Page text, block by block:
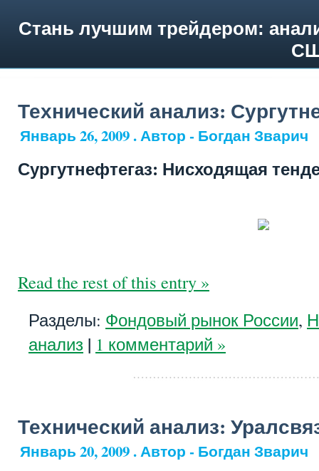
Стань лучшим трейдером:
Технический анализ:
Январь 26, 2009 . Автор - Богдан Зварич
Сургутнефтегаз: Нисходящая
Read the rest of this entry »
Разделы: Фондовый рынок России,
анализ | 1 комментарий »
Технический анализ:
Январь 20, 2009 . Автор - Богдан Зварич